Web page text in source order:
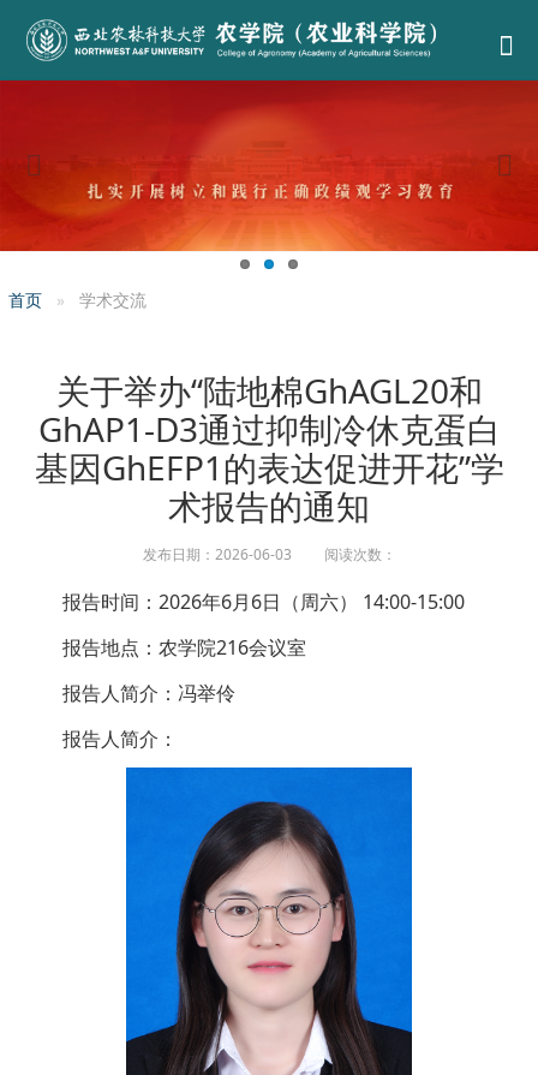
首页 学术交流
关于举办“陆地棉GhAGL20和
GhAP1-D3通过抑制冷休克蛋白
基因GhEFP1的表达促进开花”学
术报告的通知
发布日期：2026-06-03 阅读次数：
报告时间：2026年6月6日（周六） 14:00-15:00
报告地点：农学院216会议室
报告人简介：冯举伶
报告人简介：